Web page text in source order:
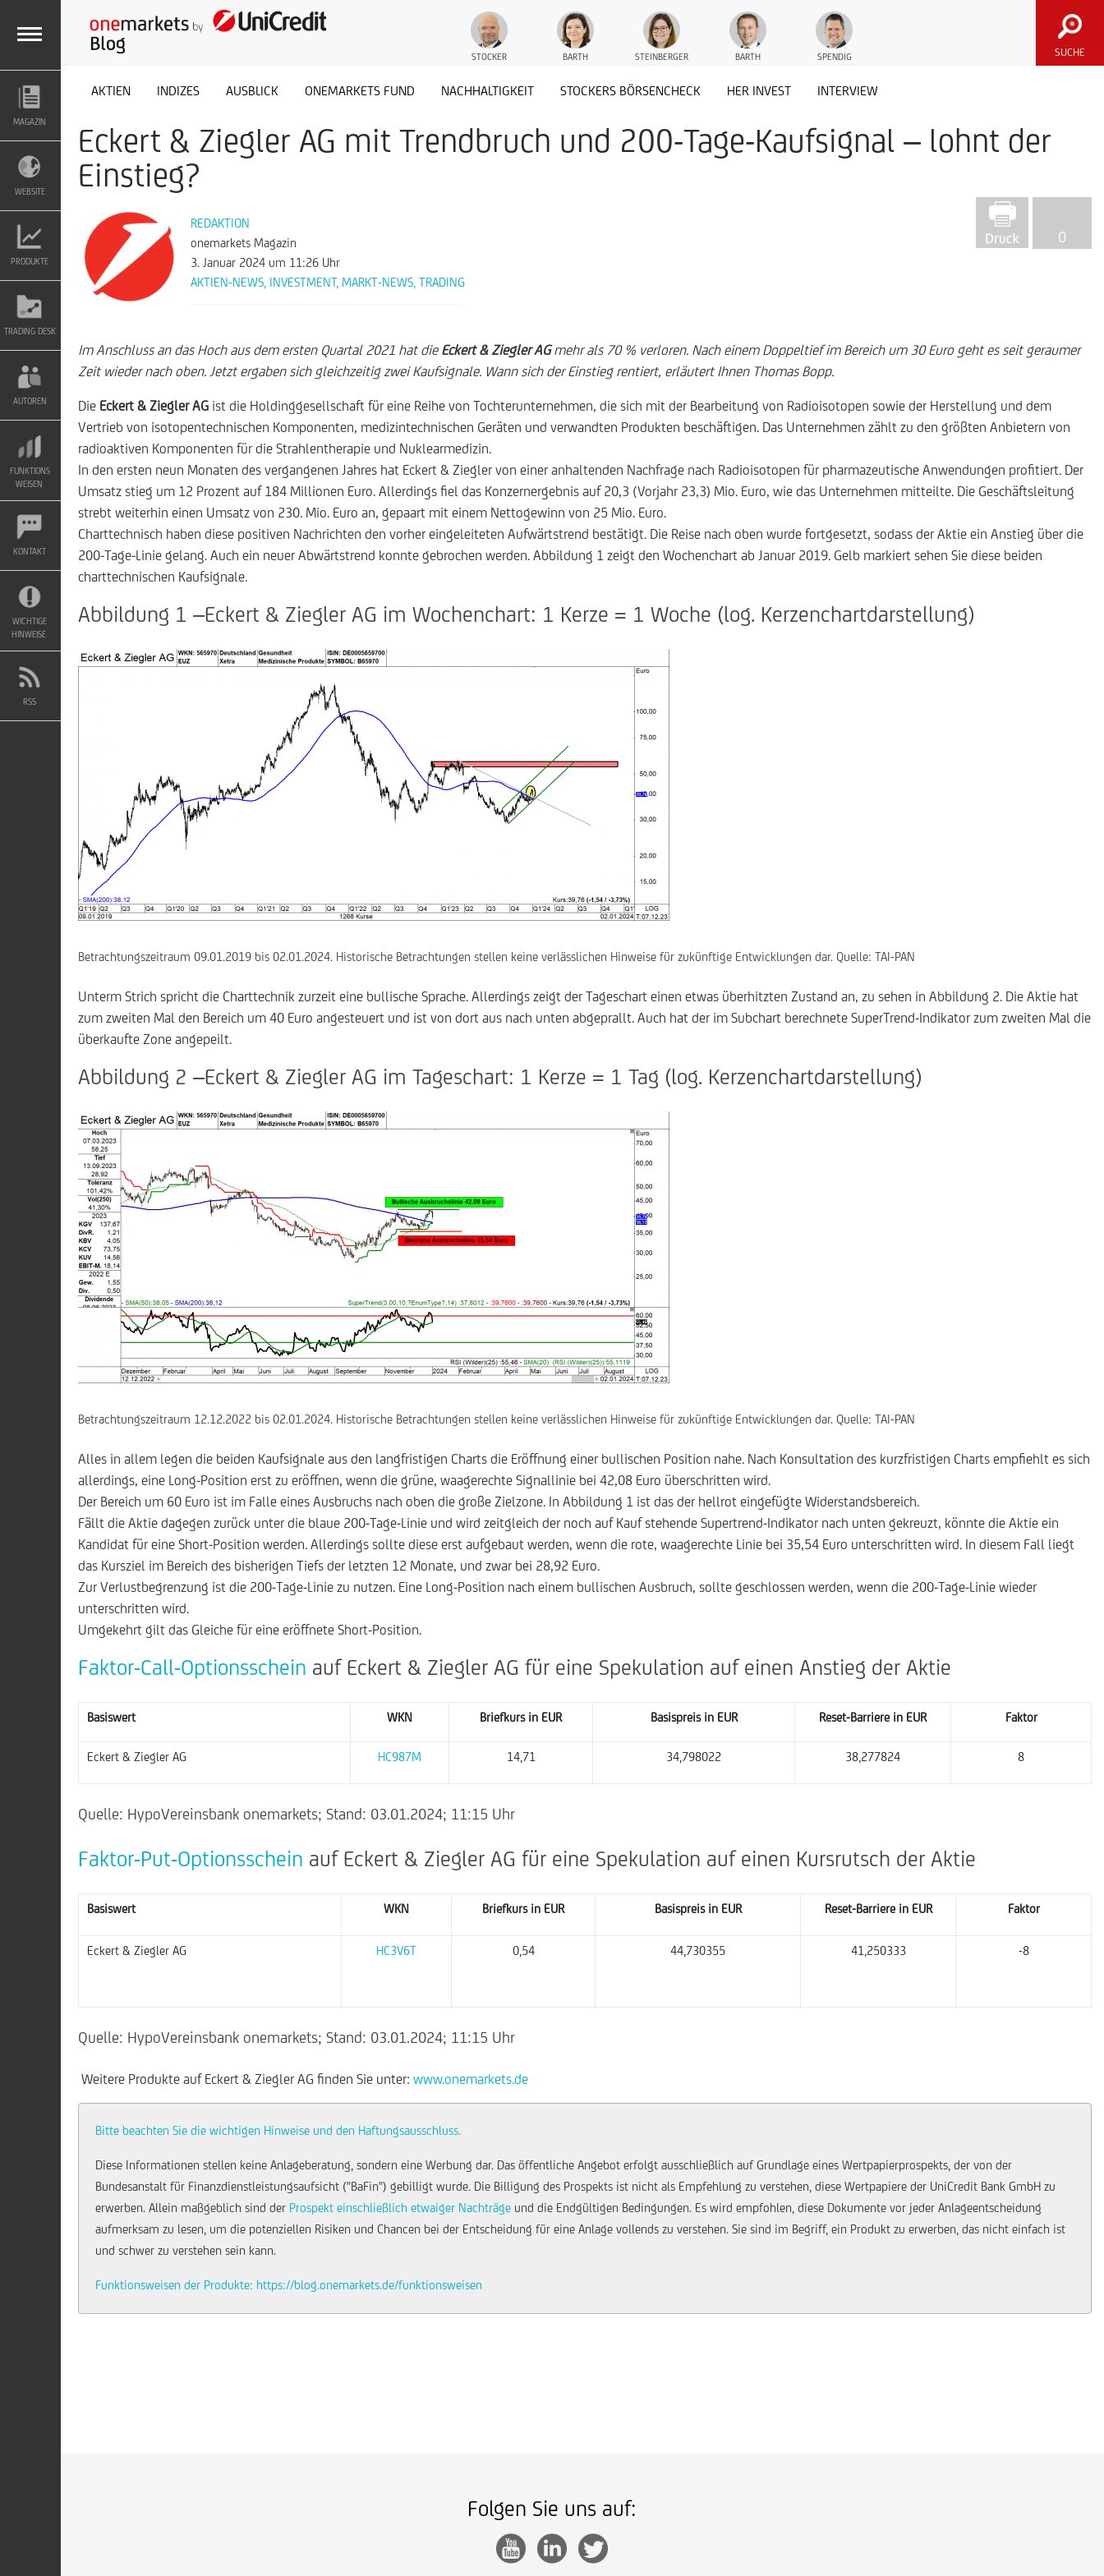
M
N
U
MAGAZIN
WEBSITE
PRODUKTE
TRADING DESK
AUTOREN
FUNKTIONS
WEISEN
KONTAKT
WICHTIGE
HINWEISE
RSS
STOCKER BARTH STEINBERGER BARTH SPENDIG SUCHE
AKTIEN INDIZES AUSBLICK ONEMARKETS FUND NACHHALTIGKEIT STOCKERS BÖRSENCHECK HER INVEST INTERVIEW
Eckert & Ziegler AG mit Trendbruch und 200-Tage-Kaufsignal – lohnt der
Einstieg?
0
REDAKTION
onemarkets Magazin
3. Januar 2024 um 11:26 Uhr
AKTIEN-NEWS INVESTMENT, MARKT-NEWS TRADING
Im Anschluss an das Hoch aus dem ersten Quartal 2021 hat dieEckert & Ziegler AGmehr als 70 % verloren. Nach einem Doppeltief im Bereich um 30 Euro geht es seit geraumer
Zeit wieder nach oben. Jetzt ergaben sich gleichzeitig zwei Kaufsignale. Wann sich der Einstieg rentiert, erläutert Ihnen Thomas Bopp.
Die Eckert & Ziegler AG ist die Holdinggesellschaft für eine Reihe von Tochterunternehmen, die sich mit der Bearbeitung von Radioisotopen sowie der Herstellung und dem
Vertrieb von isotopentechnischen Komponenten, medizintechnischen Geräten und verwandten Produkten beschäftigen. Das Unternehmen zählt zu den größten Anbietern von
radioaktiven Komponenten für die Strahlentherapie und Nuklearmedizin.
In den ersten neun Monaten des vergangenen Jahres hat Eckert & Ziegler von einer anhaltenden Nachfrage nach Radioisotopen für pharmazeutische Anwendungen profitiert. Der
Umsatz stieg um 12 Prozent auf 184 Millionen Euro. Allerdings fiel das Konzernergebnis auf 20,3 (Vorjahr 23,3) Mio. Euro, wie das Unternehmen mitteilte. Die Geschäftsleitung
strebt weiterhin einen Umsatz von 230. Mio. Euro an, gepaart mit einem Nettogewinn von 25 Mio. Euro.
Charttechnisch haben diese positiven Nachrichten den vorher eingeleiteten Aufwärtstrend bestätigt. Die Reise nach oben wurde fortgesetzt, sodass der Aktie ein Anstieg über die
200-Tage-Linie gelang. Auch ein neuer Abwärtstrend konnte gebrochen werden. Abbildung 1 zeigt den Wochenchart ab Januar 2019. Gelb markiert sehen Sie diese beiden
charttechnischen Kaufsignale.
Abbildung 1 –Eckert & Ziegler AG im Wochenchart: 1 Kerze = 1 Woche (log. Kerzenchartdarstellung)
Betrachtungszeitraum 09.01.2019 bis 02.01.2024. Historische Betrachtungen stellen keine verlässlichen Hinweise für zukünftige Entwicklungen dar. Quelle: TAI-PAN
Unterm Strich spricht die Charttechnik zurzeit eine bullische Sprache. Allerdings zeigt der Tageschart einen etwas überhitzten Zustand an, zu sehen in Abbildung 2. Die Aktie hat
zum zweiten Mal den Bereich um 40 Euro angesteuert und ist von dort aus nach unten abgeprallt. Auch hat der im Subchart berechnete SuperTrend-Indikator zum zweiten Mal die
überkaufte Zone angepeilt.
Abbildung 2 –Eckert & Ziegler AG im Tageschart: 1 Kerze = 1 Tag (log. Kerzenchartdarstellung)
Betrachtungszeitraum 12.12.2022 bis 02.01.2024. Historische Betrachtungen stellen keine verlässlichen Hinweise für zukünftige Entwicklungen dar. Quelle: TAI-PAN
Alles in allem legen die beiden Kaufsignale aus den langfristigen Charts die Eröffnung einer bullischen Position nahe. Nach Konsultation des kurzfristigen Charts empfiehlt es sich
allerdings, eine Long-Position erst zu eröffnen, wenn die grüne, waagerechte Signallinie bei 42,08 Euro überschritten wird.
Der Bereich um 60 Euro ist im Falle eines Ausbruchs nach oben die große Zielzone. In Abbildung 1 ist das der hellrot eingefügte Widerstandsbereich.
Fällt die Aktie dagegen zurück unter die blaue 200-Tage-Linie und wird zeitgleich der noch auf Kauf stehende Supertrend-Indikator nach unten gekreuzt, könnte die Aktie ein
Kandidat für eine Short-Position werden. Allerdings sollte diese erst aufgebaut werden, wenn die rote, waagerechte Linie bei 35,54 Euro unterschritten wird. In diesem Fall liegt
das Kursziel im Bereich des bisherigen Tiefs der letzten 12 Monate, und zwar bei 28,92 Euro.
Zur Verlustbegrenzung ist die 200-Tage-Linie zu nutzen. Eine Long-Position nach einem bullischen Ausbruch, sollte geschlossen werden, wenn die 200-Tage-Linie wieder
unterschritten wird.
Umgekehrt gilt das Gleiche für eine eröffnete Short-Position.
Faktor-Call-Optionsschein auf Eckert & Ziegler AG für eine Spekulation auf einen Anstieg der Aktie
Basiswert WKN Briefkurs in EUR Basispreis in EUR Reset-Barriere in EUR Faktor
Eckert & Ziegler AG HC987M 14,71 34,798022 38,277824 8
Quelle: HypoVereinsbank onemarkets; Stand: 03.01.2024; 11:15 Uhr
Faktor-Put-Optionsschein auf Eckert & Ziegler AG für eine Spekulation auf einen Kursrutsch der Aktie
Basiswert WKN Briefkurs in EUR Basispreis in EUR Reset-Barriere in EUR Faktor
Eckert & Ziegler AG HC3V6T 0,54 44,730355 41,250333 -8
Quelle: HypoVereinsbank onemarkets; Stand: 03.01.2024; 11:15 Uhr
Weitere Produkte auf Eckert & Ziegler AG finden Sie unter: www.onemarkets.de
Bitte beachten Sie die wichtigen Hinweise und den Haftungsausschluss.
Diese Informationen stellen keine Anlageberatung, sondern eine Werbung dar. Das öffentliche Angebot erfolgt ausschließlich auf Grundlage eines Wertpapierprospekts, der von der
Bundesanstalt für Finanzdienstleistungsaufsicht ("BaFin") gebilligt wurde. Die Billigung des Prospekts ist nicht als Empfehlung zu verstehen, diese Wertpapiere der UniCredit Bank GmbH zu
erwerben. Allein maßgeblich sind der Prospekt einschließlich etwaiger Nachträge und die Endgültigen Bedingungen. Es wird empfohlen, diese Dokumente vor jeder Anlageentscheidung
aufmerksam zu lesen, um die potenziellen Risiken und Chancen bei der Entscheidung für eine Anlage vollends zu verstehen. Sie sind im Begriff, ein Produkt zu erwerben, das nicht einfach ist
und schwer zu verstehen sein kann.
Funktionsweisen der Produkte: https://blog.onemarkets.de/funktionsweisen
Folgen Sie uns auf: